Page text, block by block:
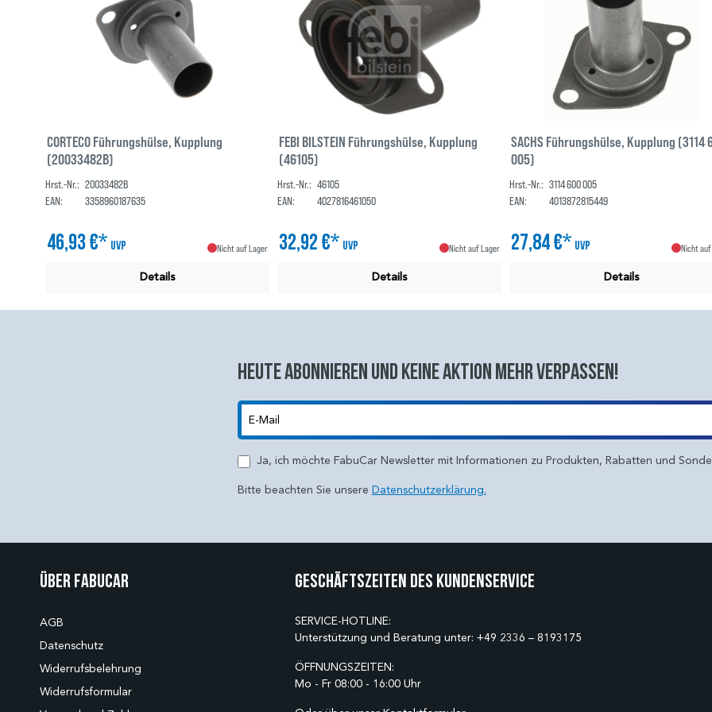
CORTECO Führungshülse, Kupplung
(20033482B)
Hrst.-Nr.: 20033482B
EAN:
3358960187635
46,93 €* UVP Nicht auf Lager
Details
FEBI BILSTEIN Führungshülse, Kupplung
(46105)
Hrst.-Nr.: 46105
EAN:
4027816461050
32,92 €* UVP Nicht auf Lager
Details
SACHS Führungshülse, Kupplung (3114
005)
Hrst.-Nr.: 3114 600 005
EAN:
4013872815449
27,84 €* UVP Nicht
Details
Heute abonnieren und keine aktion mehr verpassen!
Ja, ich möchte FabuCar Newsletter mit Informationen zu Produkten, Rabatten und
Bitte beachten Sie unsere Datenschutzerklärung.
Über Fabucar
AGB
Datenschutz
Widerrufsbelehrung
Widerrufsformular
Geschäftszeiten des Kundenservice
SERVICE-HOTLINE:
Unterstützung und Beratung unter: +49 2336 – 8193175
ÖFFNUNGSZEITEN:
Mo - Fr 08:00 - 16:00 Uhr